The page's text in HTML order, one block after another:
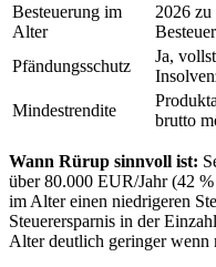
Besteuerung im
Alter
2026
Pfändungsschutz
Ja,
Mindestrendite
brutto
Wann Rürup sinnvoll ist:
über 80.000 EUR/Jahr (42 %
im Alter einen niedrigeren
Steuerersparnis in der
Alter deutlich geringer